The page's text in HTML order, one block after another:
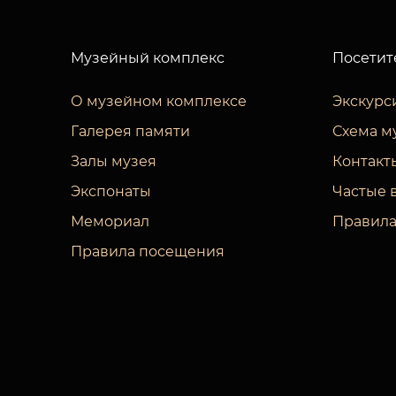
Музейный комплекс
О музейном комплексе
Галерея памяти
Залы музея
Экспонаты
Мемориал
Правила посещения
Схема
Частые